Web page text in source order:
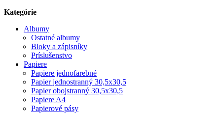
Kategórie
Albumy
Ostatné albumy
Bloky a zápisníky
Príslušenstvo
Papiere
Papiere jednofarebné
Papier jednostranný 30,5x30,5
Papier obojstranný 30,5x30,5
Papiere A4
Papierové pásy